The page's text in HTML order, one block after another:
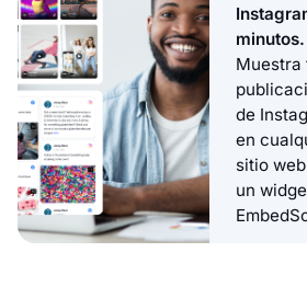
minutos.
Muestra
de
en
sitio
un